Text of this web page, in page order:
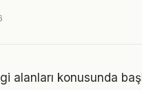
alanları konusunda